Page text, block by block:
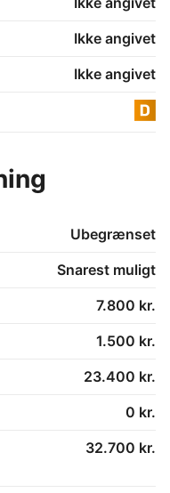
områder, som
boligen.
Ikke angivet
Ikke angivet
Ubegrænset
Snarest muligt
7.800 kr.
1.500 kr.
23.400 kr.
0 kr.
32.700 kr.